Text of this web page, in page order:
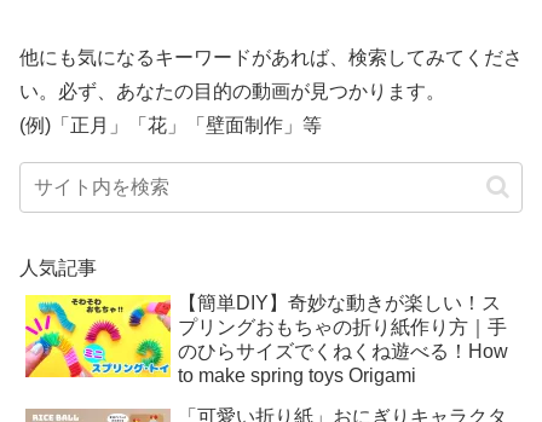
他にも気になるキーワードがあれば、検索してみてくださ
い。必ず、あなたの目的の動画が見つかります。
(例)「正月」「花」「壁面制作」等
人気記事
【簡単DIY】奇妙な動きが楽しい！ス
プリングおもちゃの折り紙作り方｜手
のひらサイズでくねくね遊べる！How
to make spring toys Origami
「可愛い折り紙」おにぎりキャラクタ